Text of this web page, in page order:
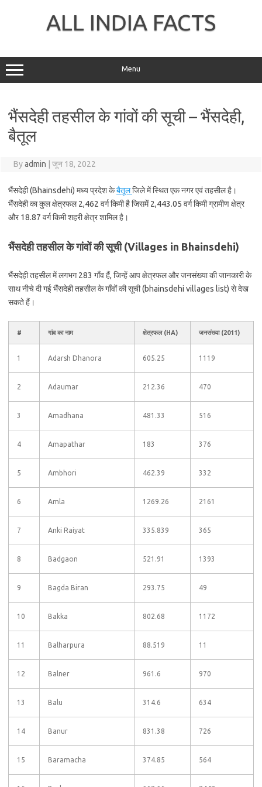
ALL INDIA FACTS
Menu
भैंसदेही तहसील के गांवों की सूची – भैंसदेही,
बैतूल
Byadmin जून 18, 2022
भैंसदेही (Bhainsdehi) मध्य प्रदेश केबैतूलजिले में स्थित एक नगर एवं तहसील है।
भैंसदेही का कुल क्षेत्रफल 2,462 वर्ग किमी है जिसमें 2,443.05 वर्ग किमी ग्रामीण क्षेत्र
और 18.87 वर्ग किमी शहरी क्षेत्र शामिल है।
भैंसदेही तहसील के गांवों की सूची (Villages in Bhainsdehi)
भैंसदेही तहसील में लगभग 283 गाँव हैं, जिन्हें आप क्षेत्रफल और जनसंख्या की जानकारी के
साथ नीचे दी गई भैंसदेही तहसील के गाँवों की सूची (bhainsdehi villages list) से देख
सकते हैं।
# गांव का नाम क्षेत्रफल (HA) जनसंख्या (2011)
1 Adarsh Dhanora 605.25 1119
2 Adaumar 212.36 470
3 Amadhana 481.33 516
4 Amapathar 183 376
5 Ambhori 462.39 332
6 Amla 1269.26 2161
7 Anki Raiyat 335.839 365
8 Badgaon 521.91 1393
9 Bagda Biran 293.75 49
10 Bakka 802.68 1172
11 Balharpura 88.519 11
12 Balner 961.6 970
13 Balu 314.6 634
14 Banur 831.38 726
15 Baramacha 374.85 564